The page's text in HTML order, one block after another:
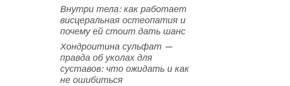
Внутри тела: как работает
висцеральная остеопатия и
почему ей стоит дать шанс
Хондроитина сульфат —
правда об уколах для
суставов: что ожидать и как
не ошибиться